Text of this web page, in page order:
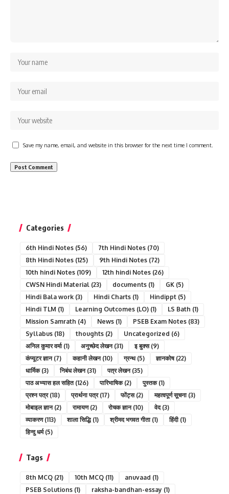
Save my name, email, and website in this browser for the next time I comment.
Categories
6th Hindi Notes (56) 7th Hindi Notes (70)
8th Hindi Notes (125) 9th Hindi Notes (72)
10th hindi Notes (109) 12th hindi Notes (26)
CWSN Hindi Material (23) documents (1) GK (5)
Hindi Bala work (3) Hindi Charts (1) Hindippt (5)
Hindi TLM (1) Learning Outcomes (LO) (1) LS Bath (1)
Mission Samrath (4) News (1) PSEB Exam Notes (83)
Syllabus (18) thoughts (2) Uncategorized (6)
अनिल कुमार वर्मा(1) अनुच्छेद लेखन(31) इ बुक्स(9)
कंप्यूटर ज्ञान(7) कहानी लेखन(10) ग्रन्थ(5) ज्ञानकोष(22)
धार्मिक(3) निबंध लेखन(31) पत्र लेखन(35)
पाठ अभ्यास हल सहित(126) पारिभाषिक(2) पुस्तक(1)
प्रश्न पत्र(18) प्रार्थना पत्र(17) फोंट्स(2) महत्वपूर्ण सूचना(3)
मोबाइल ज्ञान(2) रामायण(2) रोचक ज्ञान(10) वेद(3)
व्याकरण(113) शाला सिद्धि(1) श्रीमद भगवत गीता(1) हिंदी(1)
हिन्दु धर्म(5)
Tags
8th MCQ (21) 10th MCQ (11) anuvaad (1)
PSEB Solutions (1) raksha-bandhan-essay (1)